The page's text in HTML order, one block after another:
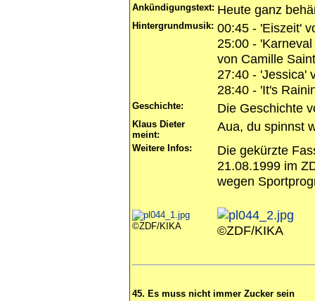
Ankündigungstext: Heute ganz
Hintergrundmusik: 00:45 - 'Eiszeit'
25:00 -
von Camille
27:40 - 'Jessica'
28:40 - 'It's
Geschichte: Die Geschichte
Klaus Dieter
meint:
Aua, du spinnst
Weitere Infos:
Die gekürzte
21.08.1999 im
wegen
©ZDF/KIKA ©ZDF/KIKA
45. Es muss nicht immer Zucker sein